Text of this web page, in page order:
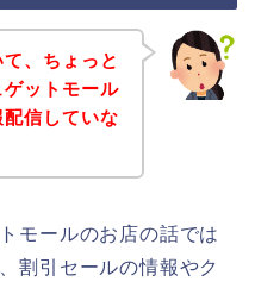
、ちょっと
ットモール
信していな
モールのお店の話では
割引セールの情報やク